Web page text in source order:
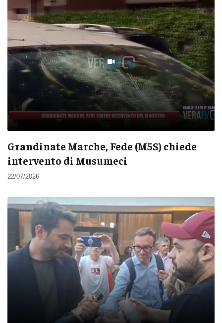
Grandinate Marche, Fede (M5S) chiede
intervento di Musumeci
22/07/2026